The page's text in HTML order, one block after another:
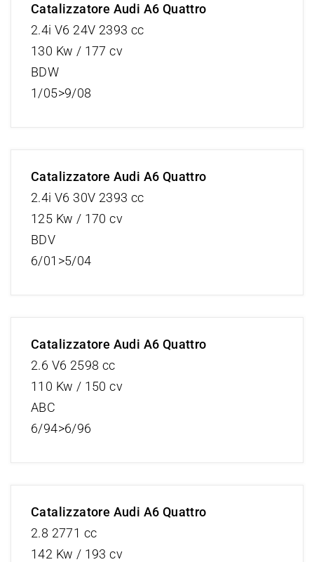
Catalizzatore Audi A6 Quattro
2.4i V6 24V 2393 cc
130 Kw / 177 cv
BDW
1/05>9/08
Catalizzatore Audi A6 Quattro
2.4i V6 30V 2393 cc
125 Kw / 170 cv
BDV
6/01>5/04
Catalizzatore Audi A6 Quattro
2.6 V6 2598 cc
110 Kw / 150 cv
ABC
6/94>6/96
Catalizzatore Audi A6 Quattro
2.8 2771 cc
142 Kw / 193 cv